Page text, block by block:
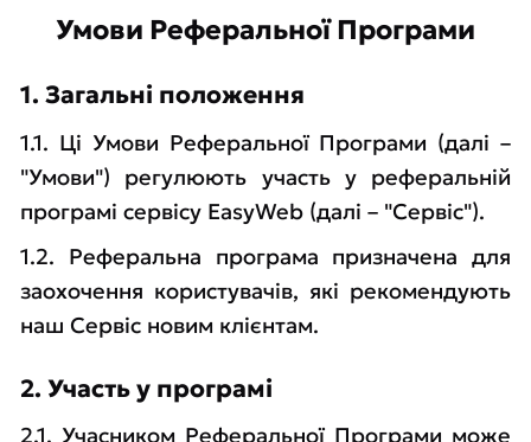
Умови Реферальної Програми
1. Загальні положення
1.1. Ці Умови Реферальної Програми (далі –
"Умови") регулюють участь у реферальній
програмі сервісу EasyWeb (далі – "Сервіс").
1.2. Реферальна програма призначена для
заохочення користувачів, які рекомендують
наш Сервіс новим клієнтам.
2. Участь у програмі
2.1. Учасником Реферальної Програми може